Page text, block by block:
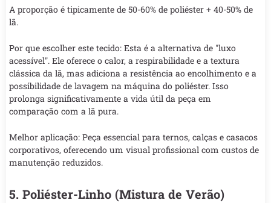
A proporção é tipicamente de 50-60% de poliéster + 40-50% de
lã.
Por que escolher este tecido: Esta é a alternativa de "luxo
acessível". Ele oferece o calor, a respirabilidade e a textura
clássica da lã, mas adiciona a resistência ao encolhimento e a
possibilidade de lavagem na máquina do poliéster. Isso
prolonga significativamente a vida útil da peça em
comparação com a lã pura.
Melhor aplicação: Peça essencial para ternos, calças e casacos
corporativos, oferecendo um visual profissional com custos de
manutenção reduzidos.
5. Poliéster-Linho (Mistura de Verão)